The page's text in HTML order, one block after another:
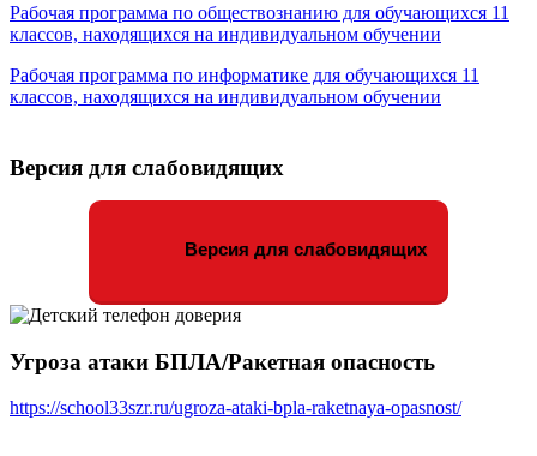
Рабочая программа по обществознанию для обучающихся 11
классов, находящихся на индивидуальном обучении
Рабочая программа по информатике для обучающихся 11
классов, находящихся на индивидуальном обучении
Версия для слабовидящих
Версия для слабовидящих
Угроза атаки БПЛА/Ракетная опасность
https://school33szr.ru/ugroza-ataki-bpla-raketnaya-opasnost/